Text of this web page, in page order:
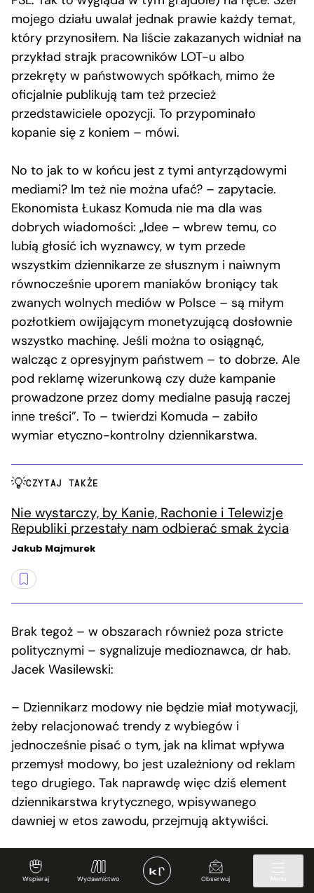
Wspieraj Wydawnictwo Obserwuj
mojego działu uwalał jednak prawie każdy temat,
który przynosiłem. Na liście zakazanych widniał na
przykład strajk pracowników LOT-u albo
przekręty w państwowych spółkach, mimo że
oficjalnie publikują tam też przecież
przedstawiciele opozycji. To przypominało
kopanie się z koniem – mówi.
No to jak to w końcu jest z tymi antyrządowymi
mediami? Im też nie można ufać? – zapytacie.
Ekonomista Łukasz Komuda nie ma dla was
dobrych wiadomości: „Idee – wbrew temu, co
lubią głosić ich wyznawcy, w tym przede
wszystkim dziennikarze ze słusznym i naiwnym
równocześnie uporem maniaków broniący tak
zwanych wolnych mediów w Polsce – są miłym
pozłotkiem owijającym monetyzującą dosłownie
wszystko machinę. Jeśli można to osiągnąć,
walcząc z opresyjnym państwem – to dobrze. Ale
pod reklamę wizerunkową czy duże kampanie
prowadzone przez domy medialne pasują raczej
inne treści”. To – twierdzi Komuda – zabiło
wymiar etyczno-kontrolny dziennikarstwa.
CZYTAJ TAKŻE
Nie wystarczy, by Kanie, Rachonie i Telewizje
Republiki przestały nam odbierać smak życia
Jakub Majmurek
Brak tegoż – w obszarach również poza stricte
politycznymi – sygnalizuje medioznawca, dr hab.
Jacek Wasilewski:
– Dziennikarz modowy nie będzie miał motywacji,
żeby relacjonować trendy z wybiegów i
jednocześnie pisać o tym, jak na klimat wpływa
przemysł modowy, bo jest uzależniony od reklam
tego drugiego. Tak naprawdę więc dziś element
dziennikarstwa krytycznego, wpisywanego
dawniej w etos zawodu, przejmują aktywiści.
Nina, eksdziennikarka portalu o aspiracjach
profeministycznych, ilustruje tę konstatację